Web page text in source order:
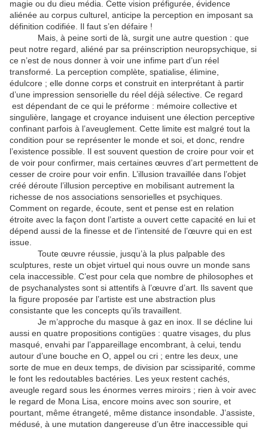
magie ou du dieu média. Cette vision préfigurée, évidence
aliénée au corpus culturel, anticipe la perception en imposant sa
définition codifiée. Il faut s’en défaire !
Mais, à peine sorti de là, surgit une autre question : que
peut notre regard, aliéné par sa préinscription neuropsychique, si
ce n’est de nous donner à voir une infime part d’un réel
transformé. La perception complète, spatialise, élimine,
édulcore ; elle donne corps et construit en interprétant à partir
d’une impression sensorielle du réel déjà sélective. Ce regard
est dépendant de ce qui le préforme : mémoire collective et
singulière, langage et croyance induisent une élection perceptive
confinant parfois à l’aveuglement. Cette limite est malgré tout la
condition pour se représenter le monde et soi, et donc, rendre
l’existence possible. Il est souvent question de croire pour voir et
de voir pour confirmer, mais certaines œuvres d’art permettent de
cesser de croire pour voir enfin. L’illusion travaillée dans l’objet
créé déroute l’illusion perceptive en mobilisant autrement la
richesse de nos associations sensorielles et psychiques.
Comment on regarde, écoute, sent et pense est en relation
étroite avec la façon dont l’artiste a ouvert cette capacité en lui et
dépend aussi de la finesse et de l’intensité de l’œuvre qui en est
issue.
Toute œuvre réussie, jusqu’à la plus palpable des
sculptures, reste un objet virtuel qui nous ouvre un monde sans
cela inaccessible. C’est pour cela que nombre de philosophes et
de psychanalystes sont si attentifs à l’œuvre d’art. Ils savent que
la figure proposée par l’artiste est une abstraction plus
consistante que les concepts qu’ils travaillent.
Je m’approche du masque à gaz en inox. Il se décline lui
aussi en quatre propositions contigües : quatre visages, du plus
masqué, envahi par l’appareillage encombrant, à celui, tendu
autour d’une bouche en O, appel ou cri ; entre les deux, une
sorte de mue en deux temps, de division par scissiparité, comme
le font les redoutables bactéries. Les yeux restent cachés,
aveugle regard sous les énormes verres miroirs ; rien à voir avec
le regard de Mona Lisa, encore moins avec son sourire, et
pourtant, même étrangeté, même distance insondable. J’assiste,
médusé, à une mutation dangereuse d’un être inaccessible qui